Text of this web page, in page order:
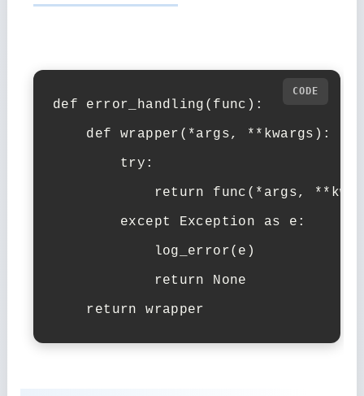
def error_handling(func):
    def wrapper(*args, **kwargs):
        try:
return func(*args,
        except Exception as e:
            log_error(e)
            return None
    return wrapper